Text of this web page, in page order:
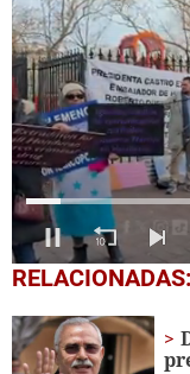
0
seconds
23
seconds
RELACIONADAS: